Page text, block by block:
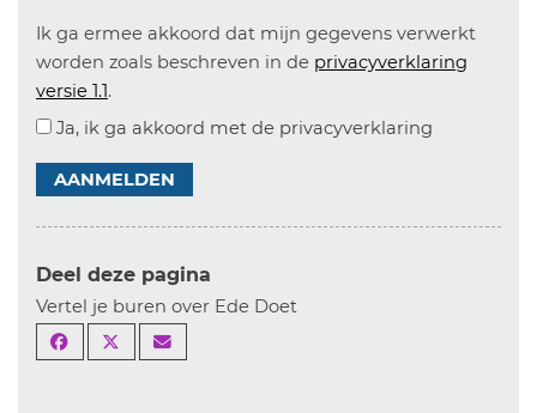
Ik ga ermee akkoord dat mijn gegevens verwerkt
worden zoals beschreven in de privacyverklaring
versie 1.1.
Ja, ik ga akkoord met de privacyverklaring
AANMELDEN
Deel deze pagina
Vertel je buren over Ede Doet